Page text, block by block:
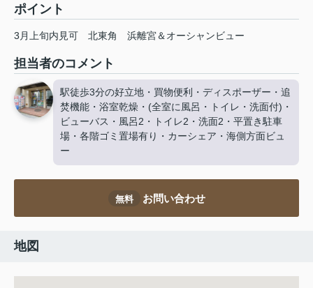
ポイント
3月上旬内見可 北東角 浜離宮＆オーシャンビュー
担当者のコメント
駅徒歩3分の好立地・買物便利・ディスポーザー・追
焚機能・浴室乾燥・(全室に風呂・トイレ・洗面付)・
ビューバス・風呂2・トイレ2・洗面2・平置き駐車
場・各階ゴミ置場有り・カーシェア・海側方面ビュ
ー
無料 お問い合わせ
地図